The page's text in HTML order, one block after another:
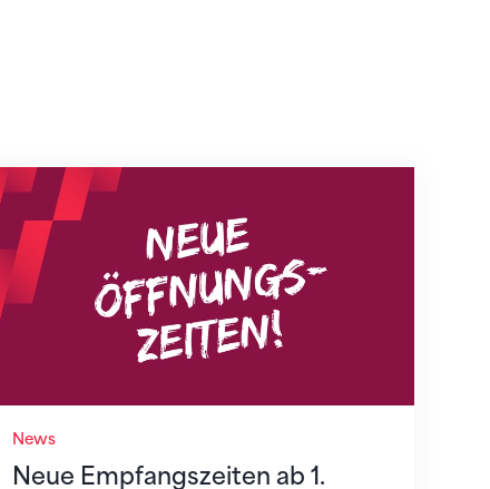
News
Neue Empfangszeiten ab 1.
Neue Empfangszeiten ab 1. August 2026